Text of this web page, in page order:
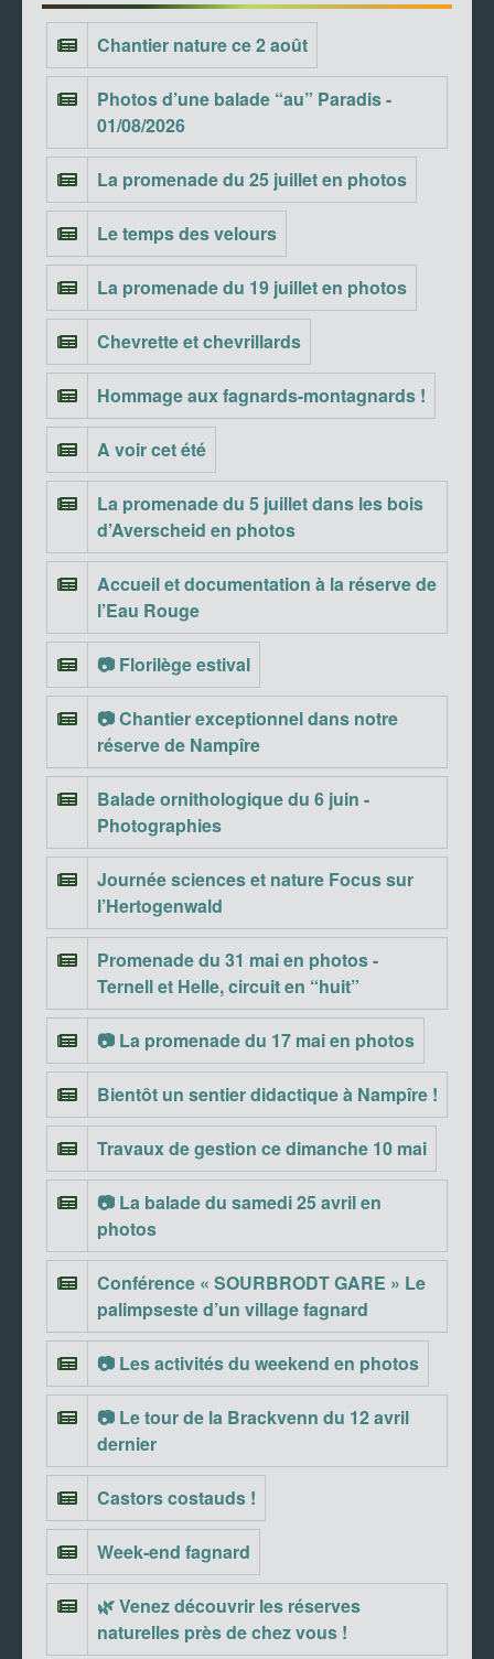
Chantier nature ce 2 août
Photos d’une balade “au” Paradis -
01/08/2026
La promenade du 25 juillet en photos
Le temps des velours
La promenade du 19 juillet en photos
Chevrette et chevrillards
Hommage aux fagnards-montagnards !
A voir cet été
La promenade du 5 juillet dans les bois
d’Averscheid en photos
Accueil et documentation à la réserve de
l’Eau Rouge
📷 Florilège estival
📷 Chantier exceptionnel dans notre
réserve de Nampîre
Balade ornithologique du 6 juin -
Photographies
Journée sciences et nature Focus sur
l’Hertogenwald
Promenade du 31 mai en photos -
Ternell et Helle, circuit en “huit”
📷 La promenade du 17 mai en photos
Bientôt un sentier didactique à Nampîre !
Travaux de gestion ce dimanche 10 mai
📷 La balade du samedi 25 avril en
photos
Conférence « SOURBRODT GARE » Le
palimpseste d’un village fagnard
📷 Les activités du weekend en photos
📷 Le tour de la Brackvenn du 12 avril
dernier
Castors costauds !
Week-end fagnard
🌿 Venez découvrir les réserves
naturelles près de chez vous !